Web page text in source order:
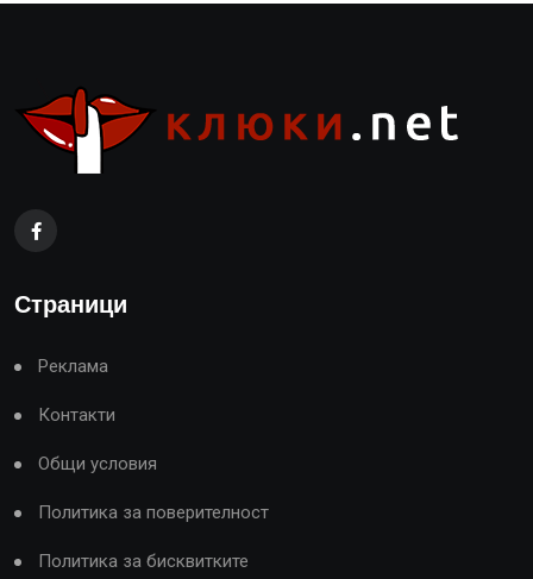
Страници
Реклама
Контакти
Общи условия
Политика за поверителност
Политика за бисквитките